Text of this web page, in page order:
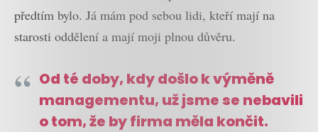
předtím bylo. Já mám pod sebou lidi, kteří mají na
starosti oddělení a mají moji plnou důvěru.
Od té doby, kdy došlo k výměně
managementu, už jsme se nebavili
o tom, že by firma měla končit.